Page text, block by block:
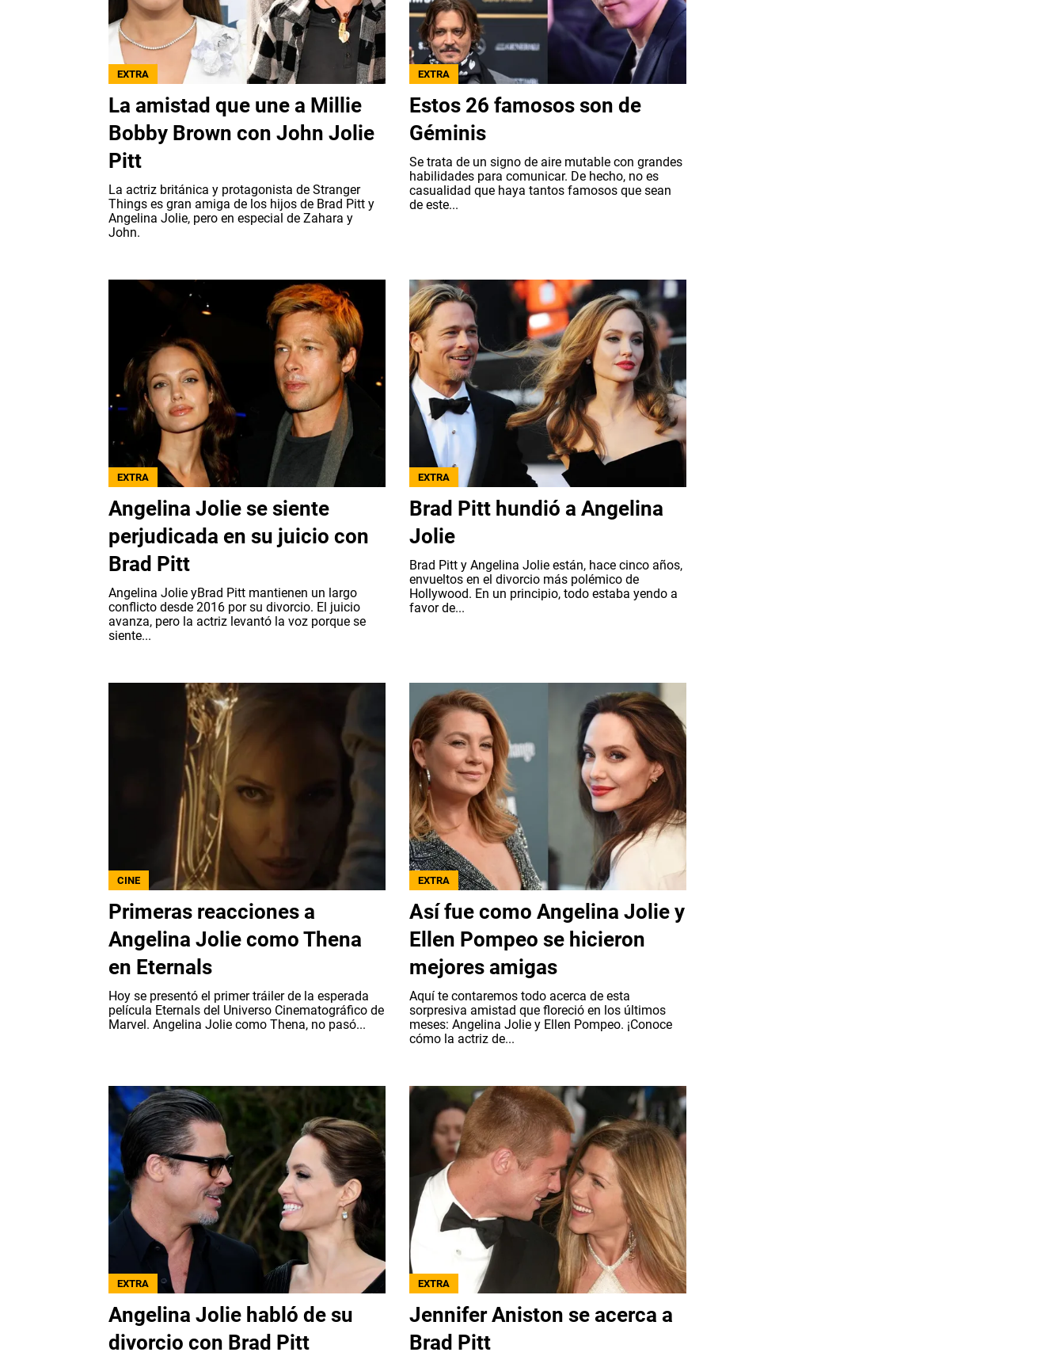
EXTRA
La amistad que une a Millie
Bobby Brown con John Jolie
Pitt
La actriz británica y protagonista de Stranger
Things es gran amiga de los hijos de Brad Pitt y
Angelina Jolie, pero en especial de Zahara y
John.
EXTRA
Estos 26 famosos son de
Géminis
Se trata de un signo de aire mutable con grandes
habilidades para comunicar. De hecho, no es
casualidad que haya tantos famosos que sean
de este...
EXTRA
Angelina Jolie se siente
perjudicada en su juicio con
Brad Pitt
Angelina Jolie yBrad Pitt mantienen un largo
conflicto desde 2016 por su divorcio. El juicio
avanza, pero la actriz levantó la voz porque se
siente...
EXTRA
Brad Pitt hundió a Angelina
Jolie
Brad Pitt y Angelina Jolie están, hace cinco años,
envueltos en el divorcio más polémico de
Hollywood. En un principio, todo estaba yendo a
favor de...
CINE
Primeras reacciones a
Angelina Jolie como Thena
en Eternals
Hoy se presentó el primer tráiler de la esperada
película Eternals del Universo Cinematográfico de
Marvel. Angelina Jolie como Thena, no pasó...
EXTRA
Así fue como Angelina Jolie y
Ellen Pompeo se hicieron
mejores amigas
Aquí te contaremos todo acerca de esta
sorpresiva amistad que floreció en los últimos
meses: Angelina Jolie y Ellen Pompeo. ¡Conoce
cómo la actriz de...
EXTRA
Angelina Jolie habló de su
divorcio con Brad Pitt
EXTRA
Jennifer Aniston se acerca a
Brad Pitt